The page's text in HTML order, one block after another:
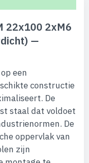
22x100 2xM6
—
een
constructie
De
staal dat voldoet
De
oppervlak van
zijn